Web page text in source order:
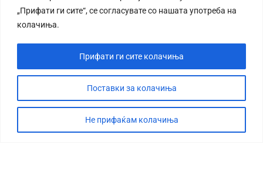
„Прифати ги сите“, се согласувате со нашата употреба на
колачиња.
Поставки за колачиња
Не прифаќам колачиња
Прифати ги сите колачиња